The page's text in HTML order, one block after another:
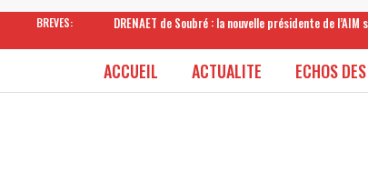
BREVES: DRENAET de Soubré : la nouvelle présidente de
ACCUEIL ACTUALITE ECHOS